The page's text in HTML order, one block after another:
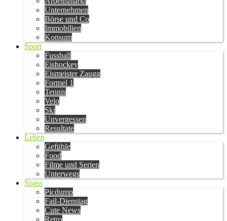
Unternehmen
Börse und Co
Immobilien
Konsum
Sport
Fussball
Eishockey
Eismeister Zaugg
Formel 1
Tennis
Velo
Ski
Unvergessen
Resultate
Leben
Gefühle
Food
Filme und Serien
Unterwegs
Spass
Picdump
Fail-Dienstag
Cute News
Retro